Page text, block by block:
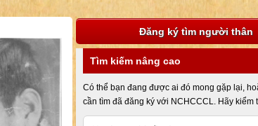
Đăng ký tìm người thân
Tìm kiếm nâng cao
Có thể bạn đang được ai đó mong gặp lại,
cần tìm đã đăng ký với NCHCCCL. Hãy kiểm